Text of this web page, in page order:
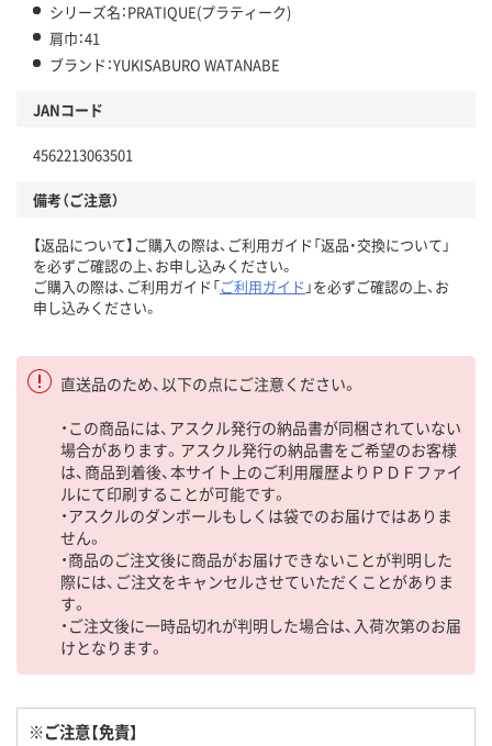
シリーズ名：PRATIQUE(プラティーク)
肩巾：41
ブランド：YUKISABURO WATANABE
JANコード
4562213063501
備考（ご注意）
【返品について】ご購入の際は、ご利用ガイド「返品・交換について」
を必ずご確認の上、お申し込みください。
ご購入の際は、ご利用ガイド「ご利用ガイド 」を必ずご確認の上、お
申し込みください。
直送品のため、以下の点にご注意ください。
・この商品には、アスクル発行の納品書が同梱されていない
場合があります。アスクル発行の納品書をご希望のお客様
は、商品到着後、本サイト上のご利用履歴よりＰＤＦファイ
ルにて印刷することが可能です。
・アスクルのダンボールもしくは袋でのお届けではありま
せん。
・商品のご注文後に商品がお届けできないことが判明した
際には、ご注文をキャンセルさせていただくことがありま
す。
・ご注文後に一時品切れが判明した場合は、入荷次第のお届
けとなります。
※ご注意【免責】